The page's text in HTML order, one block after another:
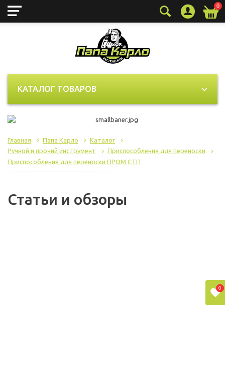
0
КАТАЛОГ ТОВАРОВ
Главная Папа Карло
Каталог
Ручной и прочий инструмент
Приспособления для переноски
Приспособления для переноски ПРОМ СТП
Статьи и обзоры
0